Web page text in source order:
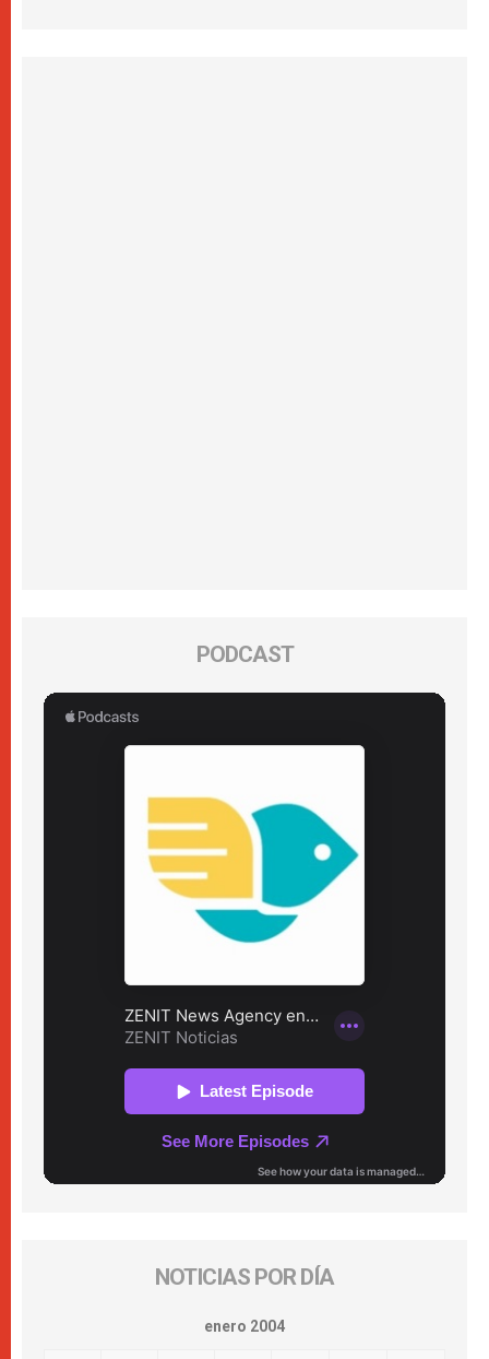
PODCAST
NOTICIAS POR DÍA
enero 2004